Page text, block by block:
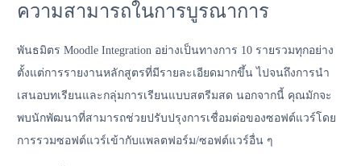
ความสามารถในการบูรณาการ
พันธมิตร Moodle Integration อย่างเป็นทางการ 10 รายรวมทุกอย่าง
ตั้งแต่การรายงานหลักสูตรที่มีรายละเอียดมากขึ้น ไปจนถึงการนำ
เสนอบทเรียนและกลุ่มการเรียนแบบสตรีมสด นอกจากนี้ คุณมักจะ
พบนักพัฒนาที่สามารถช่วยปรับปรุงการเชื่อมต่อของซอฟต์แวร์โดย
การรวมซอฟต์แวร์เข้ากับแพลตฟอร์ม/ซอฟต์แวร์อื่น ๆ